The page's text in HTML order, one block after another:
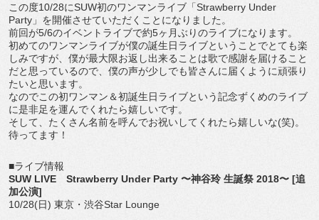
この度10/28にSUW初のワンマンライブ「Strawberry Under
Party」を開催させていただくことになりました。
前回が5/6のイベントライブで約5ヶ月ぶりのライブになります。
初めてのワンマンライブが僕の誕生日ライブということでとても楽
しみですが、僕が最大限お返し出来ることは歌で感謝を届けること
だと思っているので、僕の声が少しでも皆さんに届くように頑張り
たいと思います。
なのでこの初ワンマン＆初誕生日ライブという記念ずくめのライブ
に是非足を運んでくれたら嬉しいです。
そして、たくさん名前を呼んでお祝いしてくれたら嬉しいな(笑)。
待ってます！
■ライブ情報
SUW LIVE Strawberry Under Party 〜神谷玲 生誕祭 2018〜 [追
加公演]
10/28(日) 東京・渋谷Star Lounge